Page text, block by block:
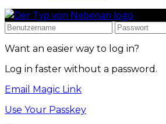
Want an easier way to log in?
Log in faster without a password.
Email Magic Link
Use Your Passkey